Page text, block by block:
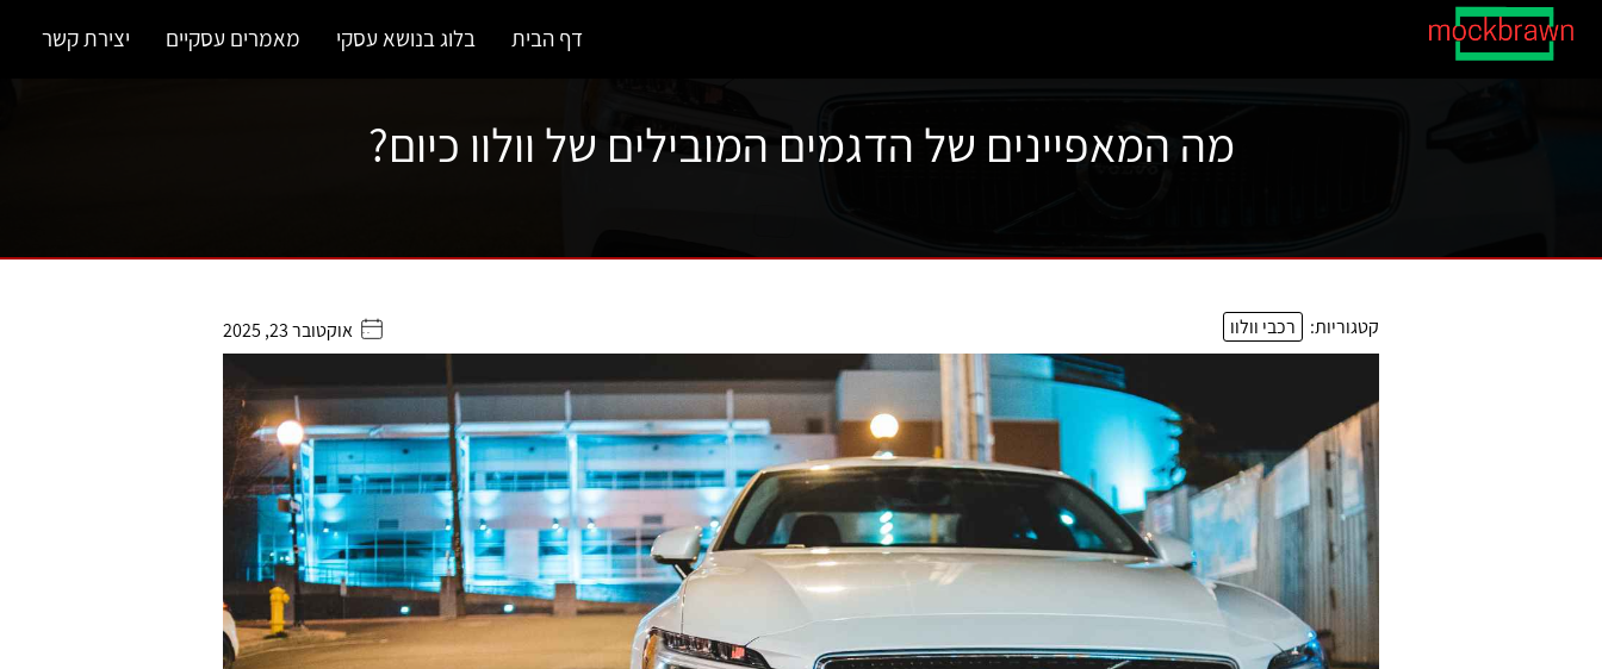
דף הבית בלוג בנושא עסקי מאמרים עסקיים יצירת קשר
מה המאפיינים של הדגמים המובילים של וולוו כיום?
. . . . .אוקטובר 23, 2025 קטגוריות: רכבי וולוו